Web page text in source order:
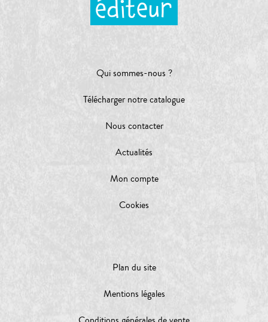
Qui sommes-nous ?
Télécharger notre catalogue
Nous contacter
Actualités
Mon compte
Cookies
Plan du site
Mentions légales